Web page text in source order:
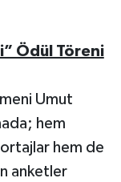
Ödül Töreni
Umut
hem
hem de
anketler